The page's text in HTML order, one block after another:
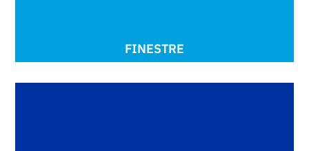
FINESTRE